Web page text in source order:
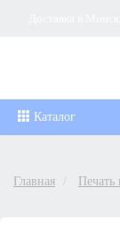
Барановичи,
Каталог
Главная Печать